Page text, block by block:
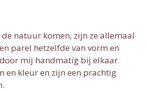
natuur komen, zijn ze allemaal
parel hetzelfde van vorm en
door mij handmatig bij elkaar
en kleur en zijn een prachtig